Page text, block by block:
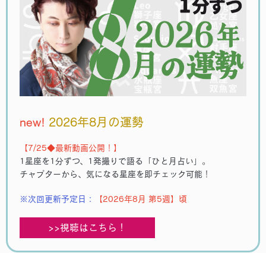
new! 2026年8月の運勢
【7/25◆最新動画公開！】
1星座を1分ずつ、1発撮りで語る「ひと月占い」。
チャプターから、気になる星座を即チェック可能！
※次回更新予定日： 【2026年8月 第5週】頃
>>視聴はこちら！